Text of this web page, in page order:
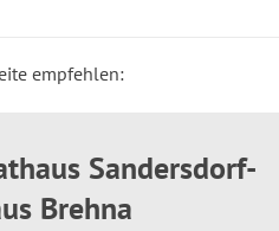
empfehlen:
Sandersdorf-
Brehna